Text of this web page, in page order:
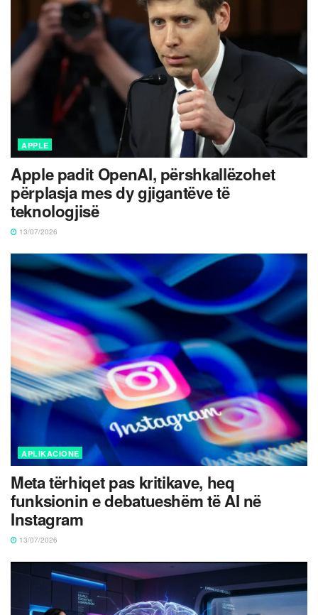
APPLE
Apple padit OpenAI, përshkallëzohet
përplasja mes dy gjigantëve të
teknologjisë
13/07/2026
APLIKACIONE
Meta tërhiqet pas kritikave, heq
funksionin e debatueshëm të AI në
Instagram
13/07/2026